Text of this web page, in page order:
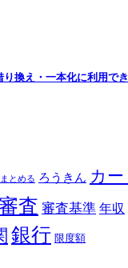
り換え・一本化に利用
まとめる ろうきん カ
審査 審査基準 年収
銀行 限度額